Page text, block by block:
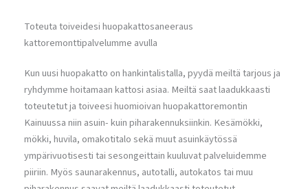
Toteuta toiveidesi huopakattosaneeraus
kattoremonttipalvelumme avulla
Kun uusi huopakatto on hankintalistalla, pyydä meiltä tarjous ja
ryhdymme hoitamaan kattosi asiaa. Meiltä saat laadukkaasti
toteutetut ja toiveesi huomioivan huopakattoremontin
Kainuussa niin asuin- kuin piharakennuksiinkin. Kesämökki,
mökki, huvila, omakotitalo sekä muut asuinkäytössä
ympärivuotisesti tai sesongeittain kuuluvat palveluidemme
piiriin. Myös saunarakennus, autotalli, autokatos tai muu